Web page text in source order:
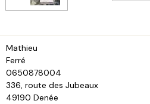
Mathieu
0650878004
336, route des Jubeaux
49190